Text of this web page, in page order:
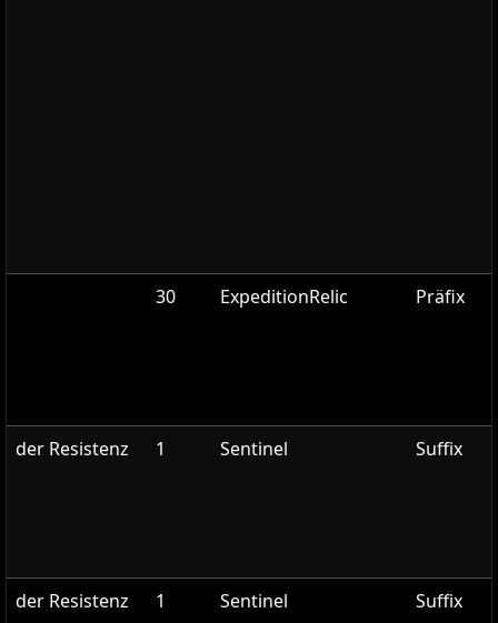
30 ExpeditionRelic Präfix
der Resistenz 1 Sentinel Suffix
der Resistenz 1 Sentinel Suffix